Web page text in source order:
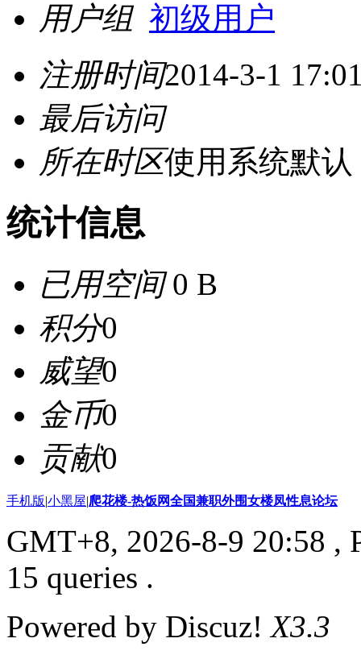
用户组 初级用户
注册时间2014-3-1
最后访问
所在时区使用系统默认
统计信息
已用空间0 B
积分0
威望0
金币0
贡献0
手机版|小黑屋|爬花楼-热饭网全国兼职外围女楼凤性息论坛
GMT+8, 2026-8-9 20:58 ,
15 queries .
Powered by Discuz!X3.3